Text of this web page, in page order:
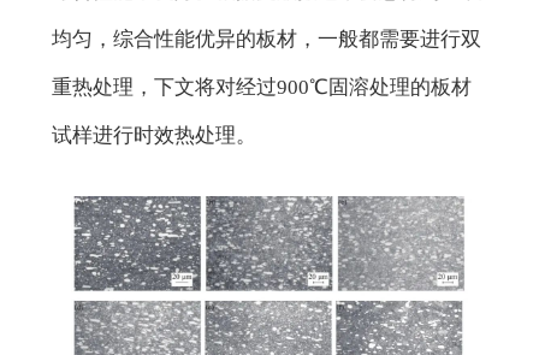
均匀，综合性能优异的板材，一般都需要进行双
重热处理，下文将对经过900℃固溶处理的板材
试样进行时效热处理。